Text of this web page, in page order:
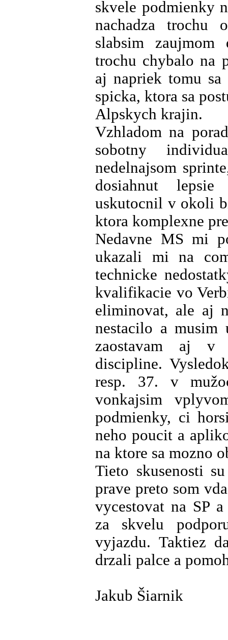
skvele podmienky
nachadza trochu
slabsim
trochu chybalo na
aj napriek tomu
spicka, ktora sa
Alpskych krajin.
Vzhladom na
sobotny
nedelnajsom
dosiahnut
uskutocnil v okoli
ktora komplexne
Nedavne MS mi
ukazali mi na
technicke
kvalifikacie vo
eliminovat, ale aj
nestacilo a musim
zaostavam aj v
discipline.
resp. 37. v
vonkajsim
podmienky, ci
neho poucit a
na ktore sa mozno
Tieto skusenosti
prave preto som
vycestovat na SP
za skvelu
vyjazdu. Taktiez
drzali palce a
Jakub Šiarnik